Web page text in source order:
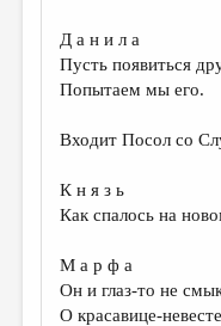
Д а н и л а
Пусть появиться
Попытаем мы его.
Входит Посол со
К н я з ь
Как спалось на
М а р ф а
Он и глаз-то не
О красавице-невесте